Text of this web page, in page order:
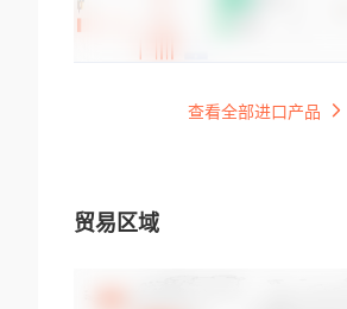
查看全部进口产品
贸易区域